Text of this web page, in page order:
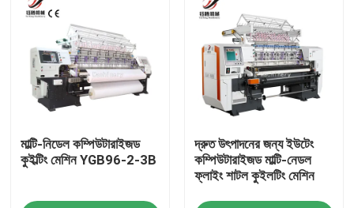
মাল্টি-নিডেল কম্পিউটারাইজড
কুইল্টিং মেশিন YGB96-2-3B
দ্রুত উৎপাদনের জন্য ইউটেং
কম্পিউটারাইজড মাল্টি-নেডল
ফ্লাইং শাটল কুইলটিং মেশিন